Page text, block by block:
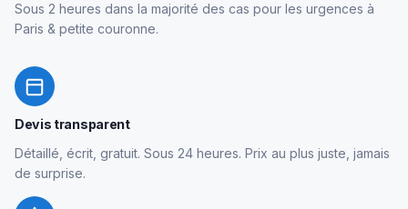
Sous 2 heures dans la majorité des cas pour les urgences à
Paris & petite couronne.
Devis transparent
Détaillé, écrit, gratuit. Sous 24 heures. Prix au plus juste, jamais
de surprise.